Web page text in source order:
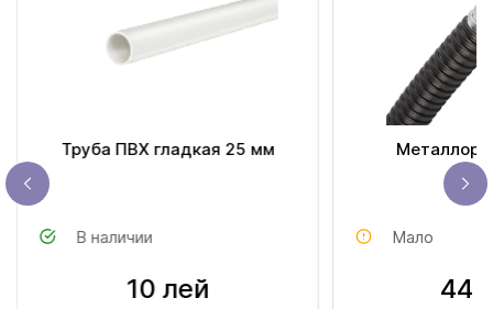
Труба ПВХ гладкая 25 мм
В наличии
10 лей
Мало
44